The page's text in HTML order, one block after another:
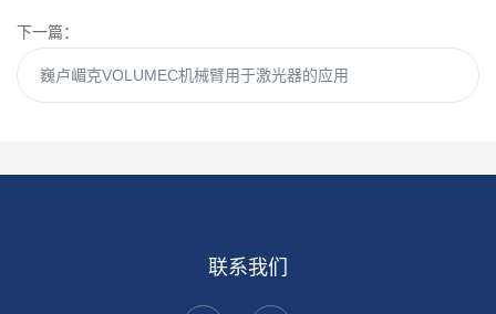
下一篇：
巍卢嵋克VOLUMEC机械臂用于激光器的应用
联系我们